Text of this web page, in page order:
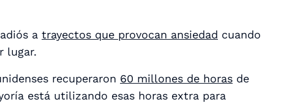
a trayectos que provocan ansiedad cuando
lugar.
recuperaron 60 millones de horas de
está utilizando esas horas extra para